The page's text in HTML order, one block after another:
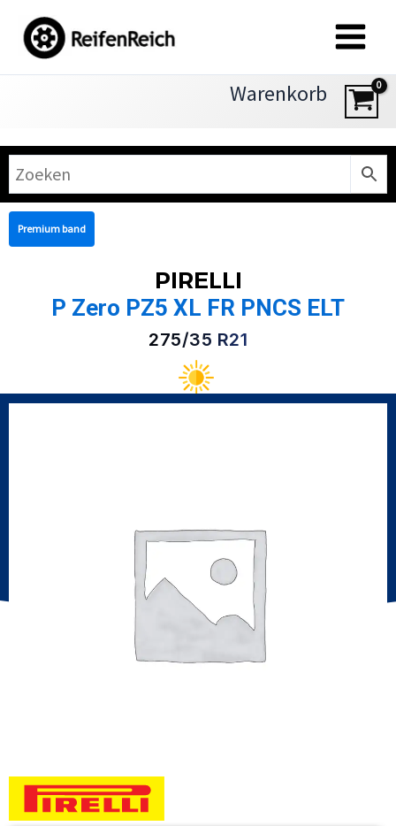
Inhalt
springen
Warenkorb
Premium band
PIRELLI
P Zero PZ5 XL FR PNCS ELT
275/35 R21